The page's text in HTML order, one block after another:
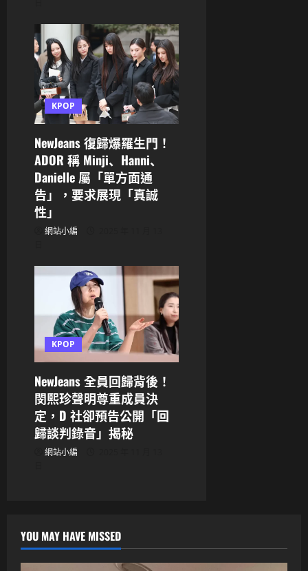
KPOP
NewJeans 復歸爆羅生門！
ADOR 稱 Minji、Hanni、
Danielle 屬「單方面通
告」，要求展現「真誠
性」
網站小編
KPOP
NewJeans 全員回歸背後！
閔熙珍聲明尊重成員決
定，D 社卻預告公開「回
歸談判錄音」揭秘
網站小編
YOU MAY HAVE MISSED